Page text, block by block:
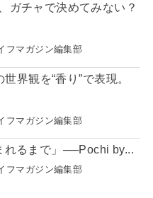
ガチャで決めてみない？
フマガジン編集部
界観を“香り”で表現。
フマガジン編集部
れるまで」──Pochi by...
フマガジン編集部